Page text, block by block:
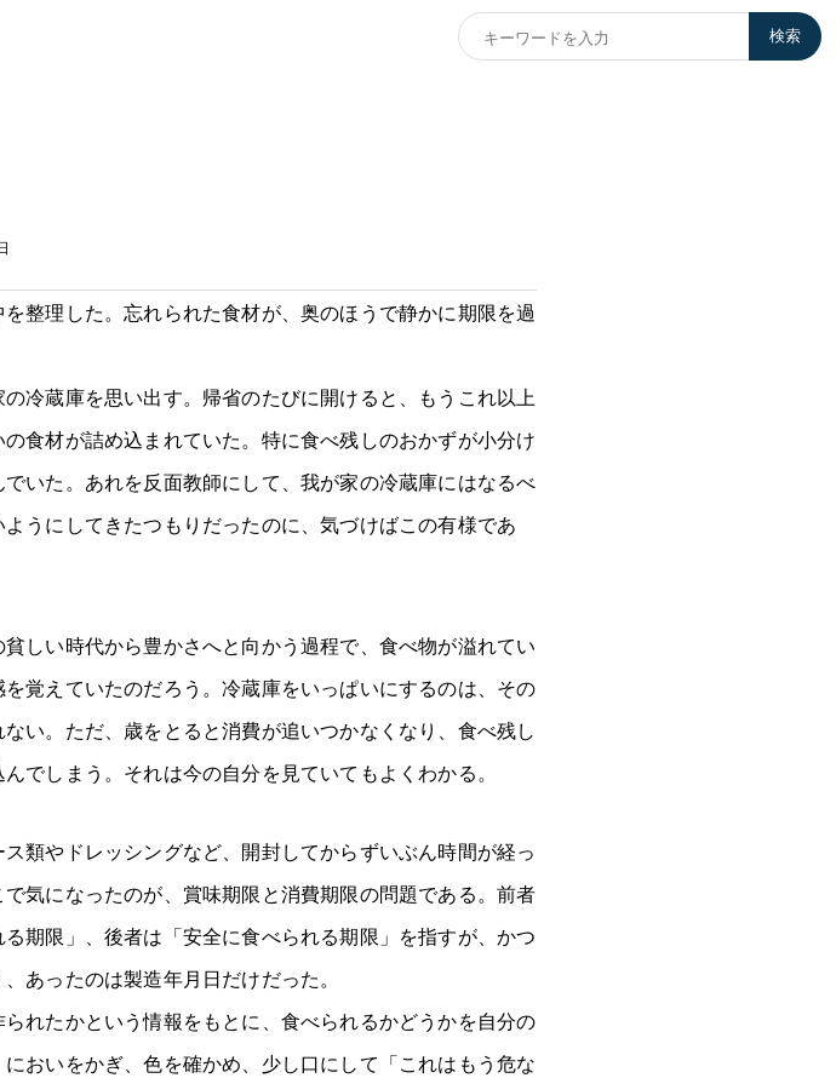
検索
整理した。忘れられた食材が、奥のほうで静かに期限を過
冷蔵庫を思い出す。帰省のたびに開けると、もうこれ以上
食材が詰め込まれていた。特に食べ残しのおかずが小分け
いた。あれを反面教師にして、我が家の冷蔵庫にはなるべ
うにしてきたつもりだったのに、気づけばこの有様であ
しい時代から豊かさへと向かう過程で、食べ物が溢れてい
覚えていたのだろう。冷蔵庫をいっぱいにするのは、その
い。ただ、歳をとると消費が追いつかなくなり、食べ残し
でしまう。それは今の自分を見ていてもよくわかる。
類やドレッシングなど、開封してからずいぶん時間が経っ
気になったのが、賞味期限と消費期限の問題である。前者
期限」、後者は「安全に食べられる期限」を指すが、かつ
あったのは製造年月日だけだった。
れたかという情報をもとに、食べられるかどうかを自分の
おいをかぎ、色を確かめ、少し口にして「これはもう危な